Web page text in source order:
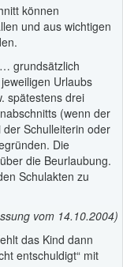
können
und aus wichtigen
grundsätzlich
Urlaubs
spätestens drei
(wenn der
Schulleiterin oder
Die
die Beurlaubung.
Schulakten zu
vom 14.10.2004)
das Kind dann
entschuldigt“ mit